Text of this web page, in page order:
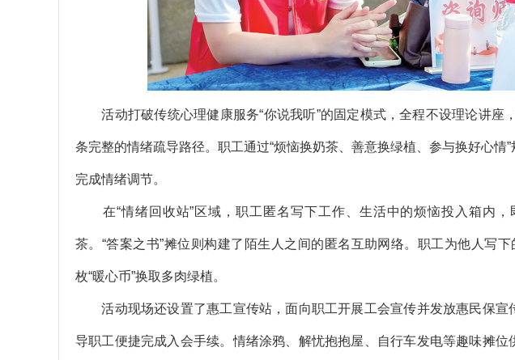
活动打破传统心理健康服务“你说我听”的固定模式，全程不设理论讲座，
条完整的情绪疏导路径。职工通过“烦恼换奶茶、善意换绿植、参与换好心情
完成情绪调节。
在“情绪回收站”区域，职工匿名写下工作、生活中的烦恼投入箱内，
茶。“答案之书”摊位则构建了陌生人之间的匿名互助网络。职工为他人写
枚“暖心币”换取多肉绿植。
活动现场还设置了惠工宣传站，面向职工开展工会宣传并发放惠民保宣
导职工便捷完成入会手续。情绪涂鸦、解忧抱抱屋、自行车发电等趣味摊位